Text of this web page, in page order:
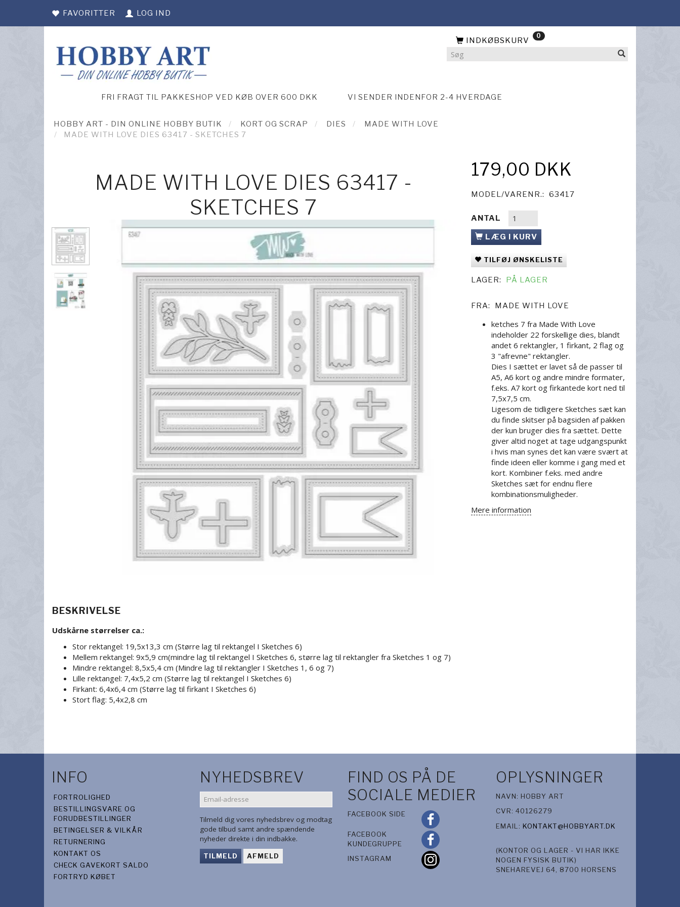
FAVORITTER LOG IND
INDKØBSKURV 0
FRI FRAGT TIL PAKKESHOP VED KØB OVER 600 DKK VI SENDER INDENFOR 2-4 HVERDAGE
HOBBY ART - DIN ONLINE HOBBY BUTIK KORT OG SCRAP DIES
MADE WITH LOVE
MADE WITH LOVE DIES 63417 - SKETCHES 7
MADE WITH LOVE DIES 63417 -
SKETCHES 7
BESKRIVELSE
Udskårne størrelser ca.:
Stor rektangel: 19,5x13,3 cm (Større lag til rektangel I Sketches 6)
Mellem rektangel: 9x5,9 cm(mindre lag til rektangel I Sketches 6, større lag til rektangler fra Sketches 1 og 7)
Mindre rektangel: 8,5x5,4 cm (Mindre lag til rektangler I Sketches 1, 6 og 7)
Lille rektangel: 7,4x5,2 cm (Større lag til rektangel I Sketches 6)
Firkant: 6,4x6,4 cm (Større lag til firkant I Sketches 6)
Stort flag: 5,4x2,8 cm
179,00 DKK
MODEL/VARENR.: 63417
ANTAL
LÆG I KURV
TILFØJ ØNSKELISTE
LAGER: PÅ LAGER
FRA: MADE WITH LOVE
ketches 7 fra Made With Love
indeholder 22 forskellige dies, blandt
andet 6 rektangler, 1 firkant, 2 flag og
3 "afrevne" rektangler.
Dies I sættet er lavet så de passer til
A5, A6 kort og andre mindre formater,
f.eks. A7 kort og firkantede kort ned til
7,5x7,5 cm.
Ligesom de tidligere Sketches sæt kan
du finde skitser på bagsiden af pakken
der kun bruger dies fra sættet. Dette
giver altid noget at tage udgangspunkt
i hvis man synes det kan være svært at
finde ideen eller komme i gang med et
kort. Kombiner f.eks. med andre
Sketches sæt for endnu flere
kombinationsmuligheder.
Mere information
INFO
FORTROLIGHED
BESTILLINGSVARE OG
FORUDBESTILLINGER
BETINGELSER & VILKÅR
RETURNERING
KONTAKT OS
CHECK GAVEKORT SALDO
FORTRYD KØBET
NYHEDSBREV
EMAIL-
ADRESSE
Tilmeld dig vores nyhedsbrev og modtag
gode tilbud samt andre spændende
nyheder direkte i din indbakke.
TILMELD AFMELD
FIND OS PÅ DE
SOCIALE MEDIER
FACEBOOK SIDE
FACEBOOK
KUNDEGRUPPE
INSTAGRAM
OPLYSNINGER
NAVN: HOBBY ART
CVR: 40126279
EMAIL: KONTAKT@HOBBYART.DK
(KONTOR OG LAGER - VI HAR IKKE
NOGEN FYSISK BUTIK)
SNEHAREVEJ 64, 8700 HORSENS